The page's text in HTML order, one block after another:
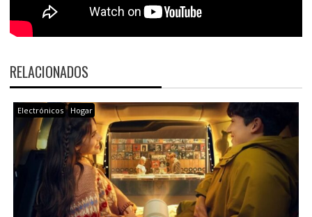
RELACIONADOS
Electrónicos Hogar